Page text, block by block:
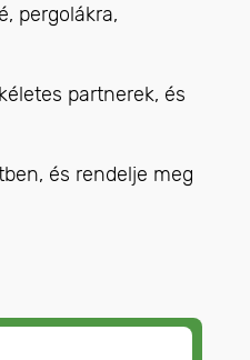
pergolákra,
partnerek, és
és rendelje meg